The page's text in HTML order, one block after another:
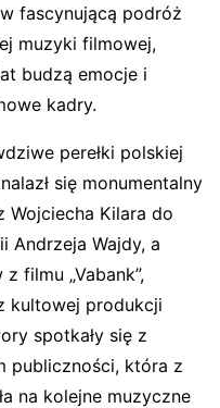
fascynującą podróż
muzyki filmowej,
budzą emocje i
kadry.
perełki polskiej
się monumentalny
Wojciecha Kilara do
Andrzeja Wajdy, a
filmu „Vabank”,
kultowej produkcji
spotkały się z
publiczności, która z
na kolejne muzyczne